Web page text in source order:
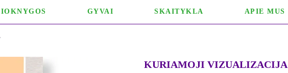
GYVAI SKAITYKLA APIE MUS
KURIAMOJI VIZUALIZACIJA